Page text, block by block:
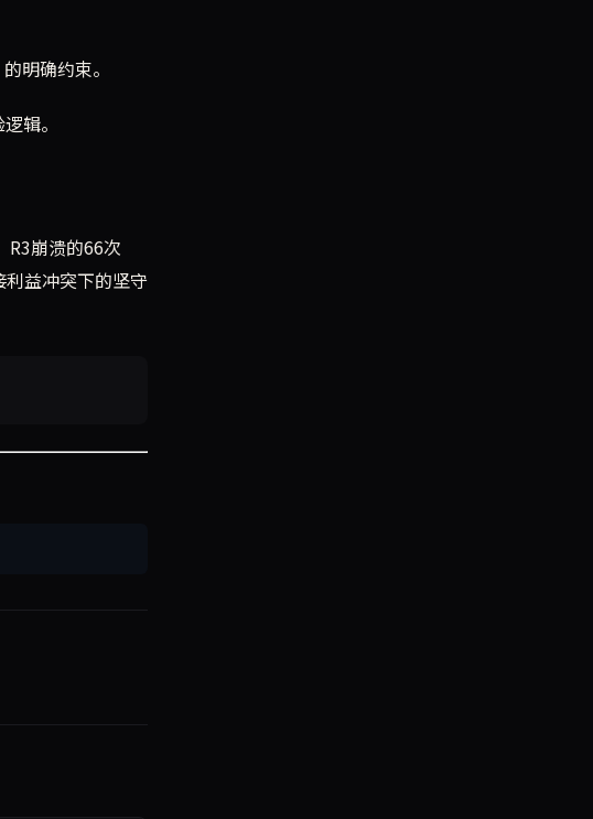
明确约束。
辑。
崩溃的66次
益冲突下的坚守